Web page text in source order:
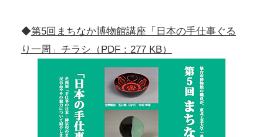
◆第5回まちなか博物館講座「日本の手仕事ぐる
り一周」チラシ（PDF：277 KB）